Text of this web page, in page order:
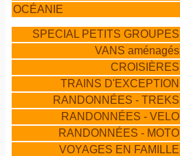
OCÉANIE
SPECIAL PETITS GROUPES
VANS aménagés
CROISIÈRES
TRAINS D'EXCEPTION
RANDONNÉES - TREKS
RANDONNÉES - VELO
RANDONNÉES - MOTO
VOYAGES EN FAMILLE